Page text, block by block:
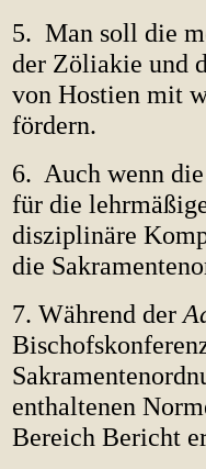
5. Man soll die
der Zöliakie und
von Hostien mit
fördern.
6. Auch wenn
für die
disziplinäre
die
7. Während der
enthaltenen
Bereich Bericht